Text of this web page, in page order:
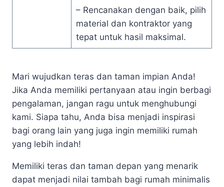
– Rencanakan dengan baik, pilih
material dan kontraktor yang
tepat untuk hasil maksimal.
Mari wujudkan teras dan taman impian Anda!
Jika Anda memiliki pertanyaan atau ingin berbagi
pengalaman, jangan ragu untuk menghubungi
kami. Siapa tahu, Anda bisa menjadi inspirasi
bagi orang lain yang juga ingin memiliki rumah
yang lebih indah!
Memiliki teras dan taman depan yang menarik
dapat menjadi nilai tambah bagi rumah minimalis